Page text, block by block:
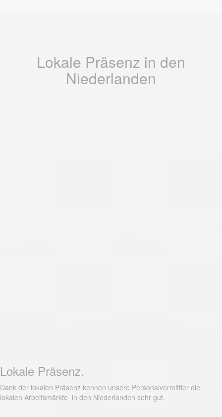
Lokale Präsenz in den
Niederlanden
Lokale Präsenz.
Dank der lokalen Präsenz kennen unsere Personalvermittler die
lokalen Arbeitsmärkte in den Niederlanden sehr gut.